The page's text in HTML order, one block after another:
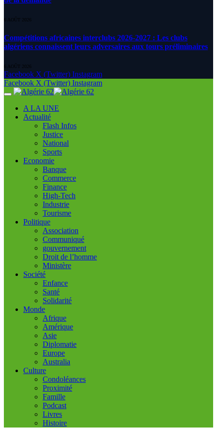
6 AOÛT 2026
Compétitions africaines interclubs 2026-2027 : Les clubs
algériens connaissent leurs adversaires aux tours préliminaires
6 AOÛT 2026
Facebook X (Twitter) Instagram
Facebook X (Twitter) Instagram
A LA UNE
Actualité
Flash Infos
Justice
National
Sports
Economie
Banque
Commerce
Finance
High-Tech
Industrie
Tourisme
Politique
Association
Communiqué
gouvernement
Droit de l’homme
Ministère
Société
Enfance
Santé
Solidarité
Monde
Afrique
Amérique
Asie
Diplomatie
Europe
Australia
Culture
Condoléances
Proximité
Famille
Podcast
Livres
Histoire